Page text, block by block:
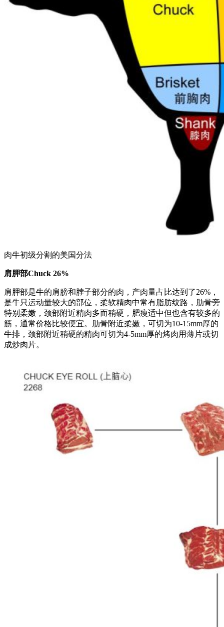
肉牛初级分割的美国分法
肩胛部Chuck 26%
肩胛部是牛的肩膀和脖子部分的肉，产肉量占比达到了26%，
是牛只运动量较大的部位，柔软精肉中常有脂肪纹路，肋骨旁
特别柔嫩，颈部附近精肉多而稍硬，肥瘦适中但也含有较多的
筋，通常价格比较便宜。肋骨附近柔嫩，可切为10-15mm厚的
牛排，颈部附近稍硬的精肉可切为4-5mm厚的烤肉用薄片或切
成炒肉片。